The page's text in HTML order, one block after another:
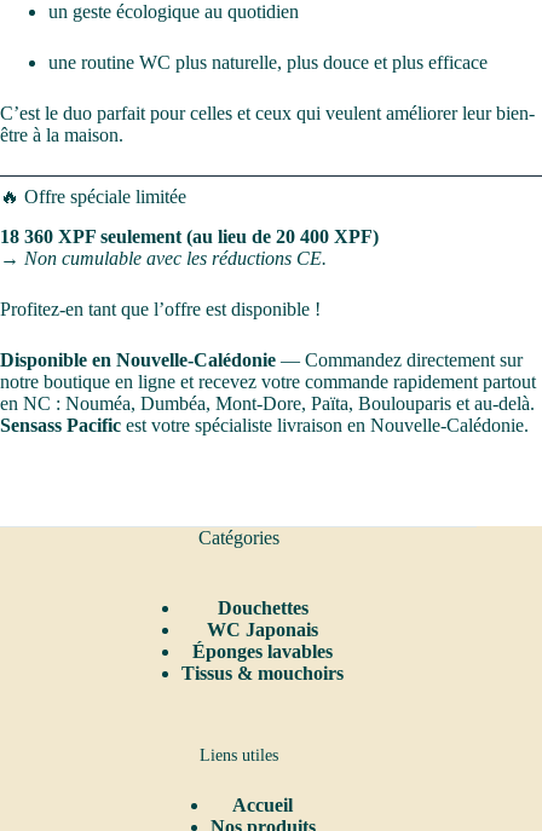
un geste écologique au quotidien
une routine WC plus naturelle, plus douce et plus efficace
C’est le duo parfait pour celles et ceux qui veulent améliorer leur bien-
être à la maison.
🔥 Offre spéciale limitée
18 360 XPF seulement (au lieu de 20 400 XPF)
→ Non cumulable avec les réductions CE.
Profitez-en tant que l’offre est disponible !
Disponible en Nouvelle-Calédonie — Commandez directement sur
notre boutique en ligne et recevez votre commande rapidement partout
en NC : Nouméa, Dumbéa, Mont-Dore, Païta, Boulouparis et au-delà.
Sensass Pacific est votre spécialiste livraison en Nouvelle-Calédonie.
Catégories
Douchettes
WC Japonais
Éponges lavables
Tissus & mouchoirs
Liens utiles
Accueil
Nos produits